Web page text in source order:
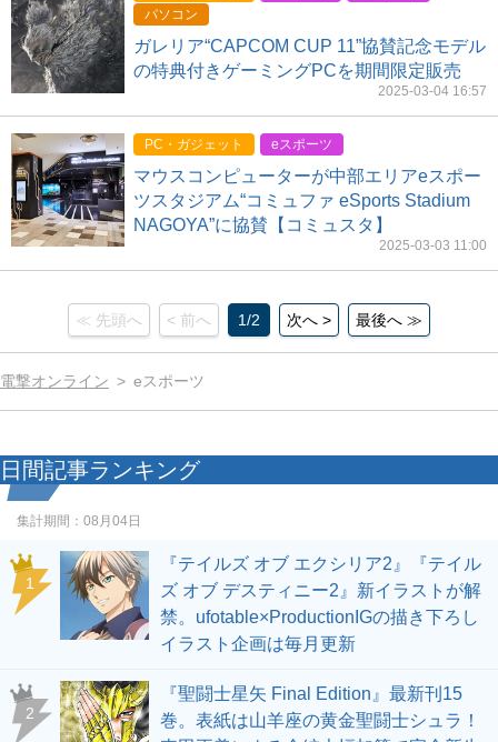
パソコン
ガレリア“CAPCOM CUP 11”協賛記念モデル
の特典付きゲーミングPCを期間限定販売
2025-03-04 16:57
PC・ガジェット eスポーツ
マウスコンピューターが中部エリアeスポー
ツスタジアム“コミュファ eSports Stadium
NAGOYA”に協賛【コミュスタ】
2025-03-03 11:00
≪ 先頭へ < 前へ 1/2 次へ > 最後へ ≫
電撃オンライン eスポーツ
日間記事ランキング
集計期間： 08月04日
1
『テイルズ オブ エクシリア2』『テイル
ズ オブ デスティニー2』新イラストが解
禁。ufotable×ProductionIGの描き下ろし
イラスト企画は毎月更新
2
『聖闘士星矢 Final Edition』最新刊15
巻。表紙は山羊座の黄金聖闘士シュラ！